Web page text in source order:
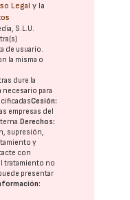
Legal y la
S.L.U.
de usuario.
la misma o
dure la
para
Cesión:
empresas del
Derechos:
supresión,
y
con
tratamiento no
presentar